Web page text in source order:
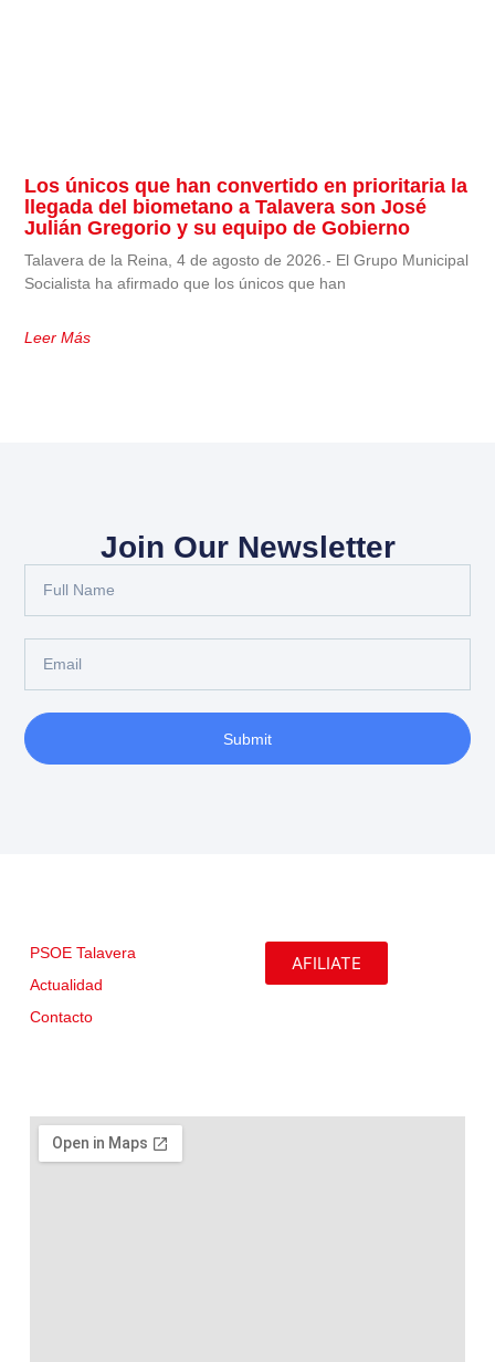
Los únicos que han convertido en prioritaria la
llegada del biometano a Talavera son José
Julián Gregorio y su equipo de Gobierno
Talavera de la Reina, 4 de agosto de 2026.- El Grupo Municipal
Socialista ha afirmado que los únicos que han
Leer Más
Join Our Newsletter
Submit
PSOE Talavera
Actualidad
Contacto
AFILIATE